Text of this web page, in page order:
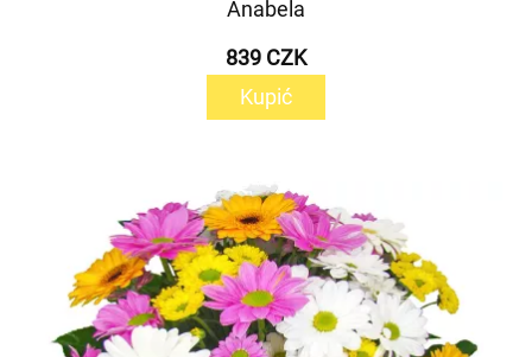
Anabela
839 CZK
Kupić